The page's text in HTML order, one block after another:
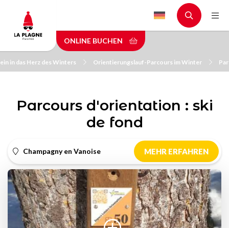
main
content
ONLINE BUCHEN
in das Herz des Winters Orientierungslauf-Parcours im Winter
Parcours d'orientation : ski
de fond
Champagny en Vanoise MEHR ERFAHREN